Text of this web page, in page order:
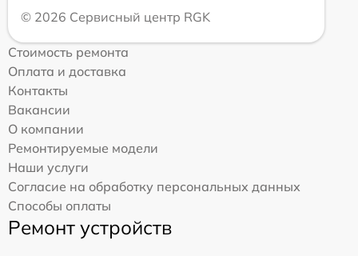
© 2026 Сервисный центр RGK
Стоимость ремонта
Оплата и доставка
Контакты
Вакансии
О компании
Ремонтируемые модели
Наши услуги
Согласие на обработку персональных данных
Способы оплаты
Ремонт устройств